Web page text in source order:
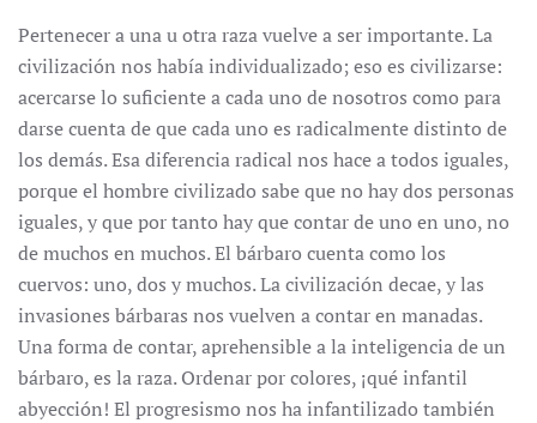
Pertenecer a una u otra raza vuelve a ser importante. La
civilización nos había individualizado; eso es civilizarse:
acercarse lo suficiente a cada uno de nosotros como para
darse cuenta de que cada uno es radicalmente distinto de
los demás. Esa diferencia radical nos hace a todos iguales,
porque el hombre civilizado sabe que no hay dos personas
iguales, y que por tanto hay que contar de uno en uno, no
de muchos en muchos. El bárbaro cuenta como los
cuervos: uno, dos y muchos. La civilización decae, y las
invasiones bárbaras nos vuelven a contar en manadas.
Una forma de contar, aprehensible a la inteligencia de un
bárbaro, es la raza. Ordenar por colores, ¡qué infantil
abyección! El progresismo nos ha infantilizado también